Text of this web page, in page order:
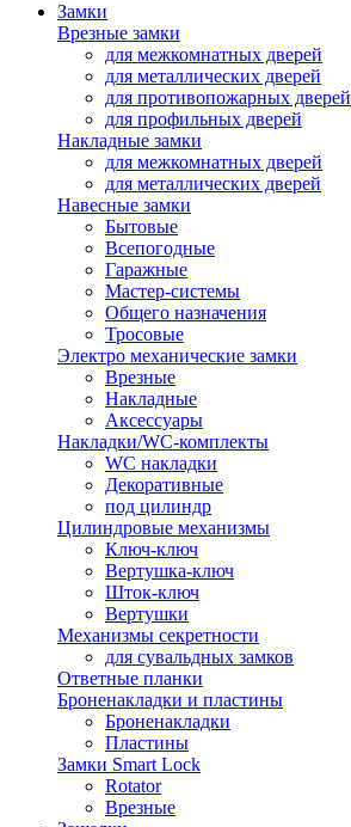
Замки
Врезные замки
для межкомнатных дверей
для металлических дверей
для противопожарных дверей
для профильных дверей
Накладные замки
для межкомнатных дверей
для металлических дверей
Навесные замки
Бытовые
Всепогодные
Гаражные
Мастер-системы
Общего назначения
Тросовые
Электро механические замки
Врезные
Накладные
Аксессуары
Накладки/WC-комплекты
WC накладки
Декоративные
под цилиндр
Цилиндровые механизмы
Ключ-ключ
Вертушка-ключ
Шток-ключ
Вертушки
Механизмы секретности
для сувальдных замков
Ответные планки
Броненакладки и пластины
Броненакладки
Пластины
Замки Smart Lock
Rotator
Врезные